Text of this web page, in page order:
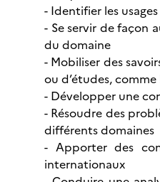
- Identifier les
- Se servir de façon
du domaine
- Mobiliser des
ou d’études,
- Développer une
- Résoudre des
différents domaines
- Apporter des
internationaux